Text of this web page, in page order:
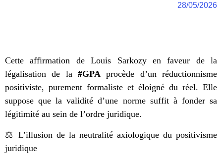
28/05/2026
Cette affirmation de Louis Sarkozy en faveur de la
légalisation de la #GPA procède d’un réductionnisme
positiviste, purement formaliste et éloigné du réel. Elle
suppose que la validité d’une norme suffit à fonder sa
légitimité au sein de l’ordre juridique.
⚖️ L’illusion de la neutralité axiologique du positivisme
juridique